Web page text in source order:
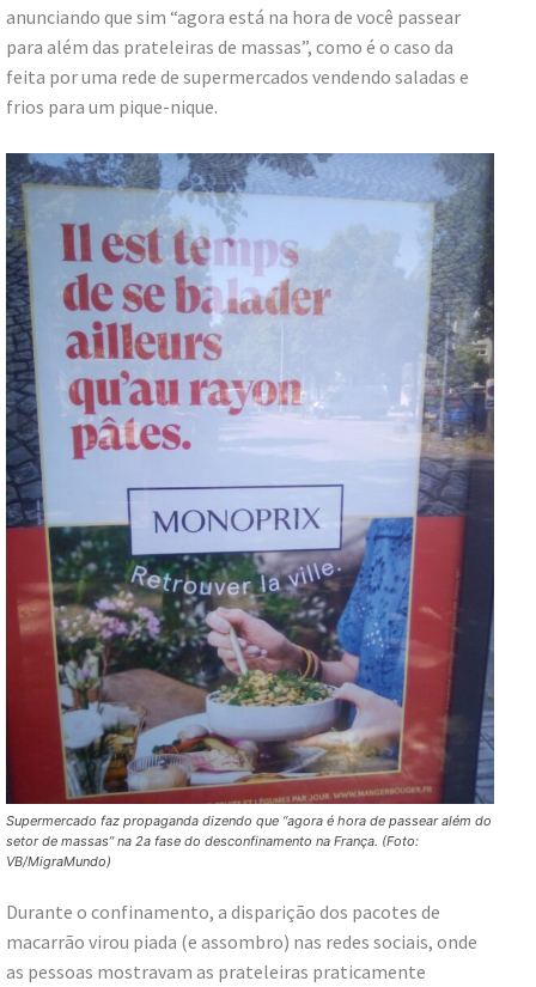
anunciando que sim “agora está na hora de você passear
para além das prateleiras de massas”, como é o caso da
feita por uma rede de supermercados vendendo saladas e
frios para um pique-nique.
Supermercado faz propaganda dizendo que “agora é hora de passear além do
setor de massas” na 2a fase do desconfinamento na França. (Foto:
VB/MigraMundo)
Durante o confinamento, a disparição dos pacotes de
macarrão virou piada (e assombro) nas redes sociais, onde
as pessoas mostravam as prateleiras praticamente